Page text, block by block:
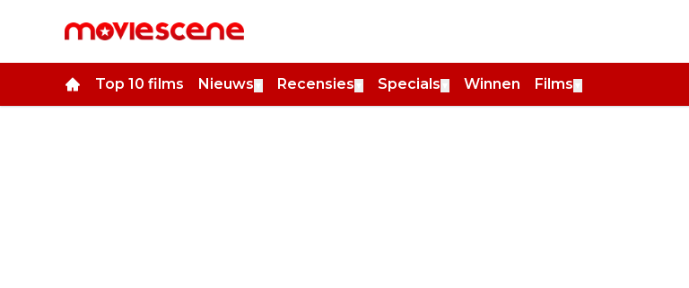
Top 10 films Nieuws Recensies Specials Winnen Films